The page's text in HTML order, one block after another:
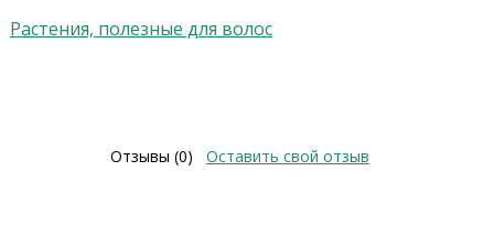
Растения, полезные для волос
Отзывы (0) Оставить свой отзыв